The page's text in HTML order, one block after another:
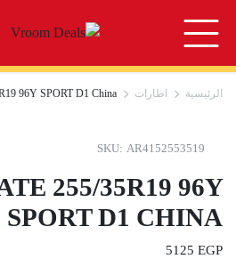
الرئيسية اطارات 96Y SPORT D1 China
SKU: AR4152553519
255/35R19 96Y
SPORT D1 CHINA
5125 EGP